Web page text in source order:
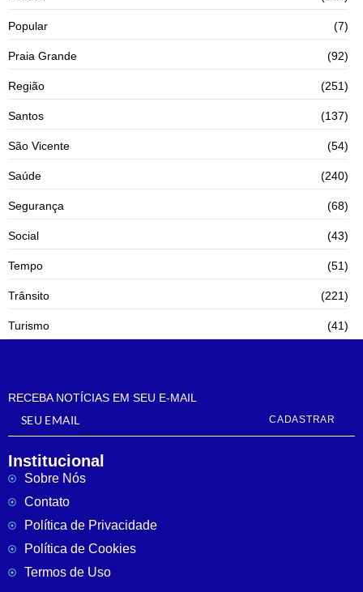
Popular (7)
Praia Grande (92)
Região (251)
Santos (137)
São Vicente (54)
Saúde (240)
Segurança (68)
Social (43)
Tempo (51)
Trânsito (221)
Turismo (41)
RECEBA NOTÍCIAS EM SEU E-MAIL
CADASTRAR
Institucional
Sobre Nós
Contato
Política de Privacidade
Política de Cookies
Termos de Uso